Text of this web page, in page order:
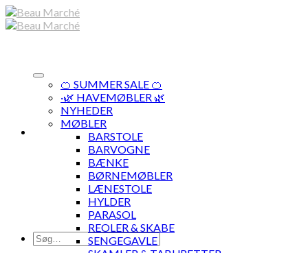
Skip
to
Søg
efter:
🍊 SUMMER SALE 🍊
·🌿 HAVEMØBLER 🌿
NYHEDER
MØBLER
BARSTOLE
BARVOGNE
BÆNKE
BØRNEMØBLER
LÆNESTOLE
HYLDER
PARASOL
REOLER & SKABE
SENGEGAVLE